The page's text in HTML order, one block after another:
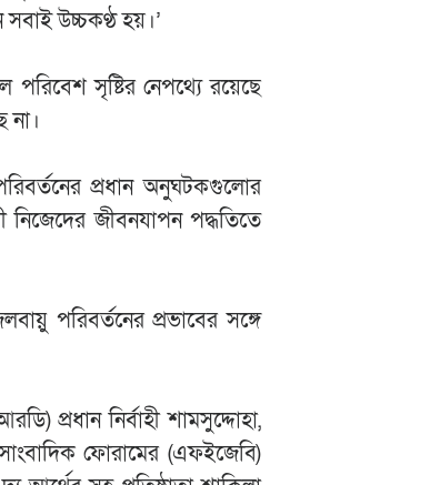
উচ্চকণ্ঠ হয়।’
সৃষ্টির নেপথ্যে রয়েছে
না।
প্রধান অনুঘটকগুলোর
জীবনযাপন পদ্ধতিতে
পরিবর্তনের প্রভাবের সঙ্গে
প্রধান নির্বাহী শামসুদ্দোহা,
সাংবাদিক ফোরামের (এফইজেবি)